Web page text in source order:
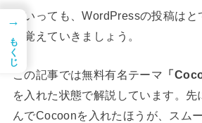
といっても、WordPressの投稿は
に覚えていきましょう。
この記事では無料有名テーマ 「
を入れた状態で解説しています。先
んでCocoonを入れたほうが、スム
→
もくじ